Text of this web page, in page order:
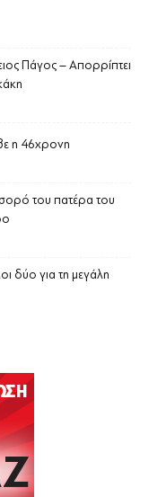
Πάγος – Απορρίπτει
η 46χρονη
του πατέρα του
δύο για τη μεγάλη